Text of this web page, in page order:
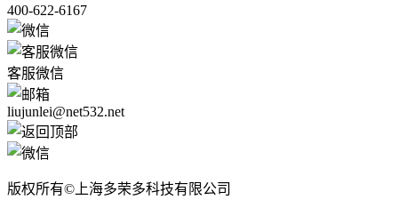
400-622-6167
客服微信
liujunlei@net532.net
版权所有©上海多荣多科技有限公司